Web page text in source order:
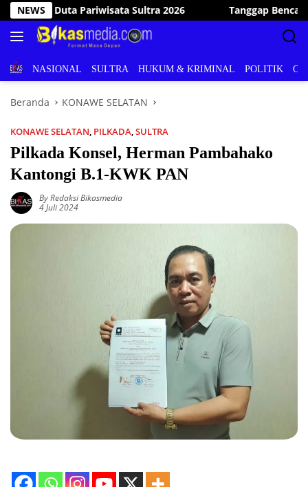
Langsung
ke
konten
NEWS
Tanggap Bencana, Wakil Bupati Konawe Selatan Kunjungi dan
BERITANASIONAL SULTRA HUKUM & KRIMINAL POLITIK
Beranda KONAWE SELATAN
KONAWE SELATAN, PILKADA,SULTRA
Pilkada Konsel, Herman Pambahako
Kantongi B.1-KWK PAN
By Redaksi Bikasmedia
4 Juli 2024